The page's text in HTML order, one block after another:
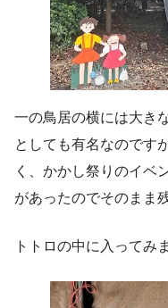
一の鳥居の横には大き
としても有名なのです
く、かかし祭りのイベ
があったのでそのまま
トトロの中に入ってみ